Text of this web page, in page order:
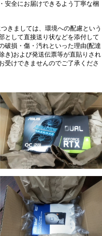
安全にお届けできるよう丁寧な梱
きましては、環境への配慮という
として直接送り状などを添付して
破損・傷・汚れといった理由(配達
き)および発送伝票等が直貼りされ
受けできませんのでご了承くださ